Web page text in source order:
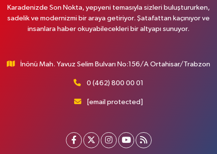
Karadenizde Son Nokta, yepyeni temasıyla sizleri buluştururken,
sadelik ve modernizmi bir araya getiriyor. Şatafattan kaçınıyor ve
insanlara haber okuyabilecekleri bir altyapı sunuyor.
İnönü Mah. Yavuz Selim Bulvarı No:156/A Ortahisar/Trabzon
0 (462) 800 00 01
[email protected]